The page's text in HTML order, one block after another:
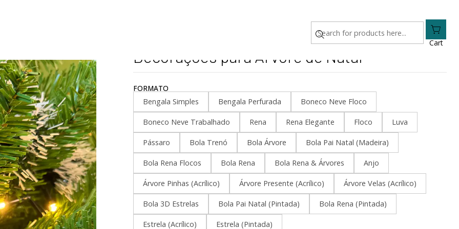
Cart
Decorações para Árvore de Natal
FORMATO
Bengala Simples
Bengala Perfurada Boneco Neve Floco
Boneco Neve Trabalhado Rena Rena Elegante Floco Luva
Pássaro Bola Trenó Bola Árvore Bola Pai Natal (Madeira)
Bola Rena Flocos Bola Rena Bola Rena & Árvores Anjo
Árvore Pinhas (Acrílico) Árvore Presente (Acrílico) Árvore Velas (Acrílico)
Bola 3D Estrelas Bola Pai Natal (Pintada) Bola Rena (Pintada)
Estrela (Acrílico) Estrela (Pintada)